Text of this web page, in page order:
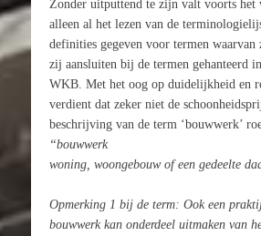
Zonder uitputtend te zijn valt voorts het
alleen al het lezen van de
definities gegeven voor termen waarvan
zij aansluiten bij de termen gehanteerd
WKB. Met het oog op duidelijkheid en
verdient dat zeker niet de
beschrijving van de term ‘bouwwerk’
“bouwwerk
woning, woongebouw of een gedeelte
Opmerking 1 bij de term: Ook een
bouwwerk kan onderdeel uitmaken van